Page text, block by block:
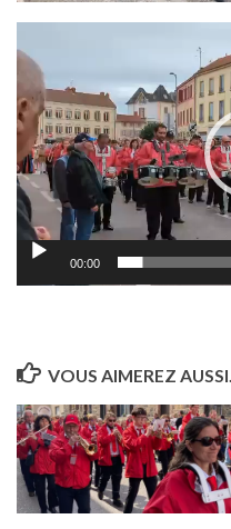
vidéo
00:00
VOUS AIMEREZ